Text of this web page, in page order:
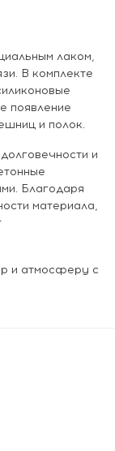
лаком,
В комплекте
появление
и полок.
и
Благодаря
материала,
и атмосферу с